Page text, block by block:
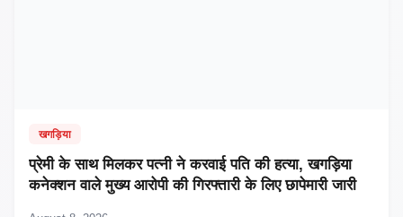
खगड़िया
प्रेमी के साथ मिलकर पत्नी ने करवाई पति की हत्या, खगड़िया
कनेक्शन वाले मुख्य आरोपी की गिरफ्तारी के लिए छापेमारी जारी